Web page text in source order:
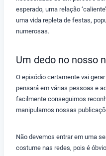
esperado, uma relação
uma vida repleta de festas,
numerosas.
Um dedo no nosso
O episódio certamente vai
pensará em várias pessoas e
facilmente conseguimos
manipulamos nossas
Não devemos entrar em uma
costume nas redes, pois é